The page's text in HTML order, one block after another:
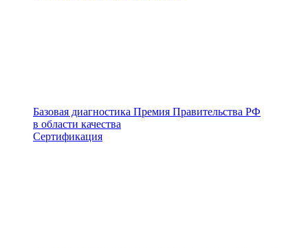
Базовая диагностика Премия Правительства РФ
в области качества
Сертификация